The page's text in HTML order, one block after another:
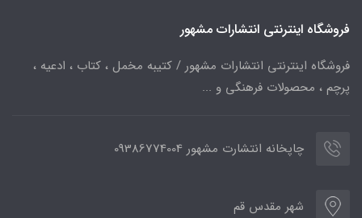
فروشگاه اینترنتی انتشارات مشهور
فروشگاه اینترنتی انتشارات مشهور / کتیبه مخمل ، کتاب ، ادعیه ،
پرچم ، محصولات فرهنگی و ...
چاپخانه انتشارت مشهور 09386774004
شهر مقدس قم